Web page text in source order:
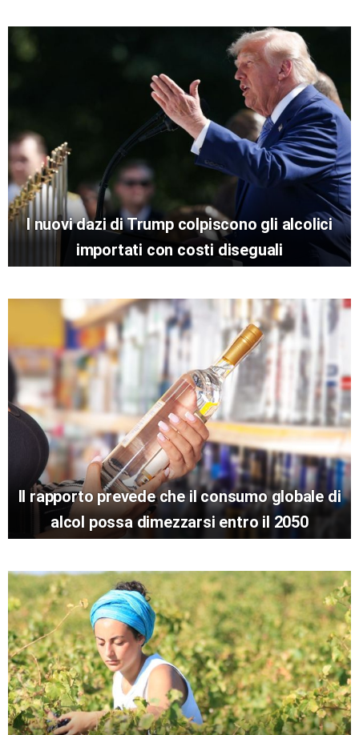
I nuovi dazi di Trump colpiscono gli alcolici
importati con costi diseguali
Il rapporto prevede che il consumo globale di
alcol possa dimezzarsi entro il 2050